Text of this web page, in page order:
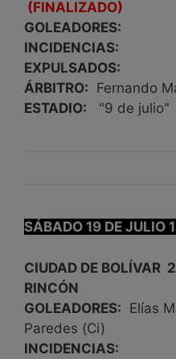
(FINALIZADO)
GOLEADORES:
INCIDENCIAS:
EXPULSADOS:
ÁRBITRO: Fernando
ESTADIO: "9 de julio"
SÁBADO 19 DE JULIO
CIUDAD DE
RINCÓN
GOLEADORES: Elías
Paredes (Ci)
INCIDENCIAS: